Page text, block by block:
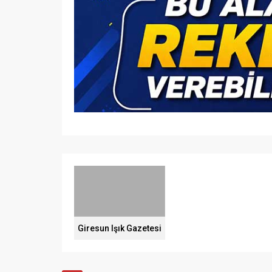
Giresun Işık Gazetesi